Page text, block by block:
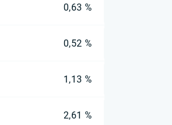
0,63 %
0,52 %
1,13 %
2,61 %